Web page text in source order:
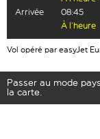
Arrivée
08:45
À l’heure
Vol opéré par easyJet
Passer au mode
la carte.